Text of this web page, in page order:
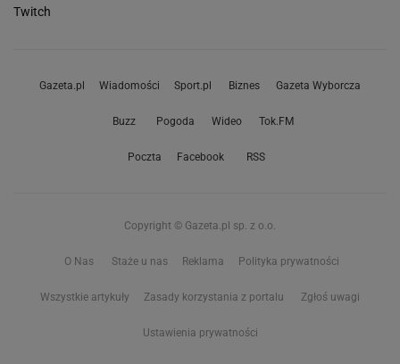
Twitch
Gazeta.pl Wiadomości Sport.pl Biznes Gazeta Wyborcza
Buzz Pogoda Wideo Tok.FM
Poczta Facebook RSS
Copyright © Gazeta.pl sp. z o.o.
O Nas Staże u nas Reklama Polityka prywatności
Wszystkie artykuły Zasady korzystania z portalu Zgłoś uwagi
Ustawienia prywatności